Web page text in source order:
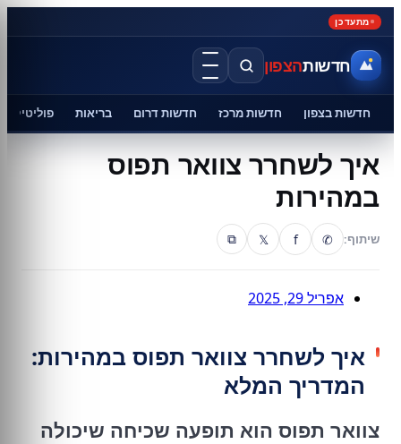
מתעדכן
חדשותהצפון
חדשות בצפון חדשות מרכז חדשות דרום בריאות פוליטיקה
איך לשחרר צוואר תפוס
במהירות
שיתוף: ✆
f
𝕏
⧉
אפריל 29, 2025
איך לשחרר צוואר תפוס במהירות:
המדריך המלא
צוואר תפוס הוא תופעה שכיחה שיכולה